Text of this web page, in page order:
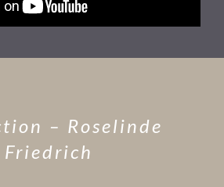
– Roselinde
Friedrich